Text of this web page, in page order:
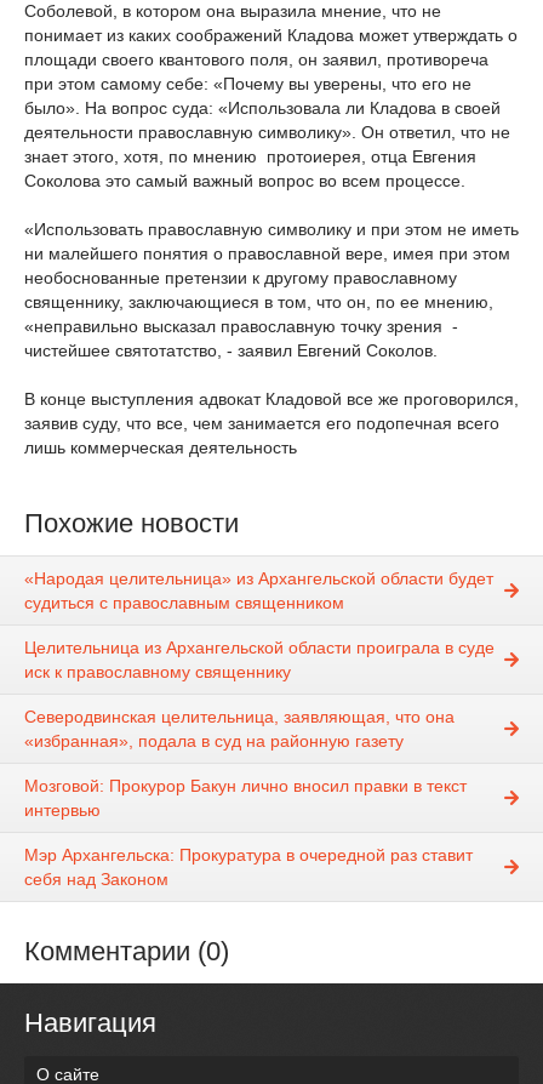
Соболевой, в котором она выразила мнение, что не
понимает из каких соображений Кладова может утверждать о
площади своего квантового поля, он заявил, противореча
при этом самому себе: «Почему вы уверены, что его не
было». На вопрос суда: «Использовала ли Кладова в своей
деятельности православную символику». Он ответил, что не
знает этого, хотя, по мнению протоиерея, отца Евгения
Соколова это самый важный вопрос во всем процессе.
«Использовать православную символику и при этом не иметь
ни малейшего понятия о православной вере, имея при этом
необоснованные претензии к другому православному
священнику, заключающиеся в том, что он, по ее мнению,
«неправильно высказал православную точку зрения -
чистейшее святотатство, - заявил Евгений Соколов.
В конце выступления адвокат Кладовой все же проговорился,
заявив суду, что все, чем занимается его подопечная всего
лишь коммерческая деятельность
Похожие новости
«Народая целительница» из Архангельской области будет
судиться с православным священником
Целительница из Архангельской области проиграла в суде
иск к православному священнику
Северодвинская целительница, заявляющая, что она
«избранная», подала в суд на районную газету
Мозговой: Прокурор Бакун лично вносил правки в текст
интервью
Мэр Архангельска: Прокуратура в очередной раз ставит
себя над Законом
Комментарии (0)
Навигация
О сайте